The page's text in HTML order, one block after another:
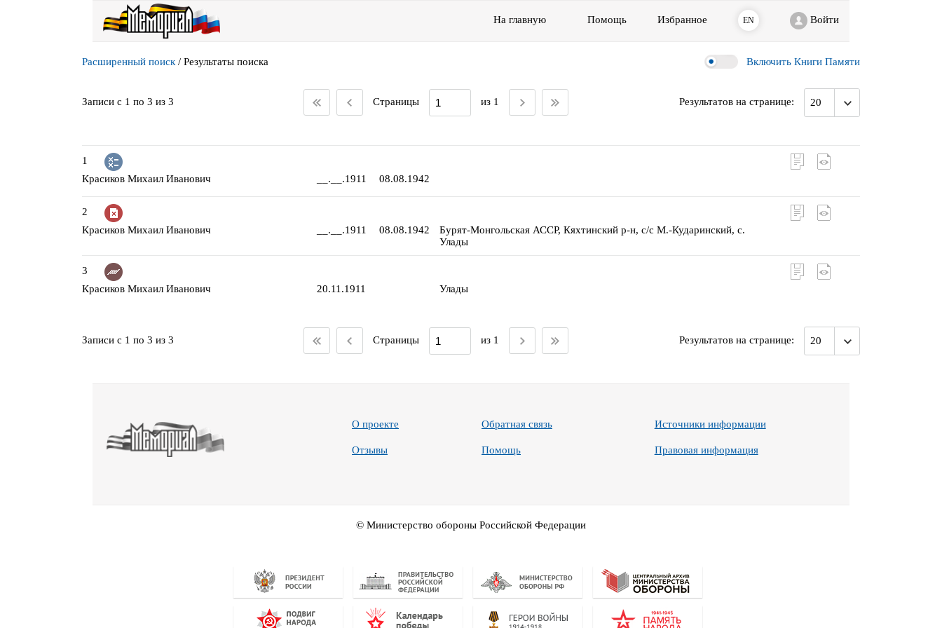
На главную Помощь Избранное EN Войти
Расширенный поиск / Результаты поиска Включить Книги Памяти
Записи с 1 по 3 из 3 Результатов на странице: 20
Страницы из 1
1
Красиков Михаил Иванович
__.__.1911 08.08.1942
2
Красиков Михаил Иванович
__.__.1911 08.08.1942
Бурят-Монгольская АССР, Кяхтинский р-н, с/с М.-Кударинский, с.
Улады
3
Красиков Михаил Иванович
20.11.1911 Улады
Записи с 1 по 3 из 3 Результатов на странице: 20
Страницы из 1
О проекте
Отзывы
Обратная связь
Помощь
Источники информации
Правовая информация
© Министерство обороны Российской Федерации